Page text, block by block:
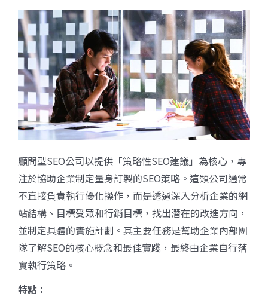
顧問型SEO公司以提供「策略性SEO建議」為核心，專
注於協助企業制定量身訂製的SEO策略。這類公司通常
不直接負責執行優化操作，而是透過深入分析企業的網
站結構、目標受眾和行銷目標，找出潛在的改進方向，
並制定具體的實施計劃。其主要任務是幫助企業內部團
隊了解SEO的核心概念和最佳實踐，最終由企業自行落
實執行策略。
特點：